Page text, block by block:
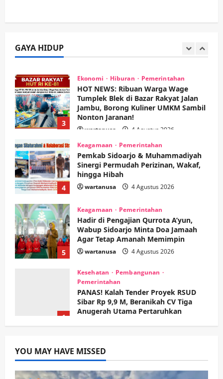
GAYA HIDUP
2
wartanusa 5 Agustus 2026
3
HOT NEWS: Ribuan Warga Wage
Tumplek Blek di Bazar Rakyat Jalan
Jambu, Borong Kuliner UMKM Sambil
Nonton Jaranan!
wartanusa 4 Agustus 2026
4
Pemkab Sidoarjo & Muhammadiyah
Sinergi Permudah Perizinan, Wakaf,
hingga Hibah
wartanusa
5
Hadir di Pengajian Qurrota A’yun,
Wabup Sidoarjo Minta Doa Jamaah
Agar Tetap Amanah Memimpin
wartanusa 4 Agustus 2026
1
Pemerintahan
PANAS! Kalah Tender Proyek RSUD
Sibar Rp 9,9 M, Beranikah CV Tiga
Anugerah Utama Pertaruhkan
Jaminan Rp 100 Juta?
wartanusa 5 Agustus 2026
2
PWI dan Sapma PP Sidoarjo
Memanaskan Mesin Menuju Piala
YOU MAY HAVE MISSED